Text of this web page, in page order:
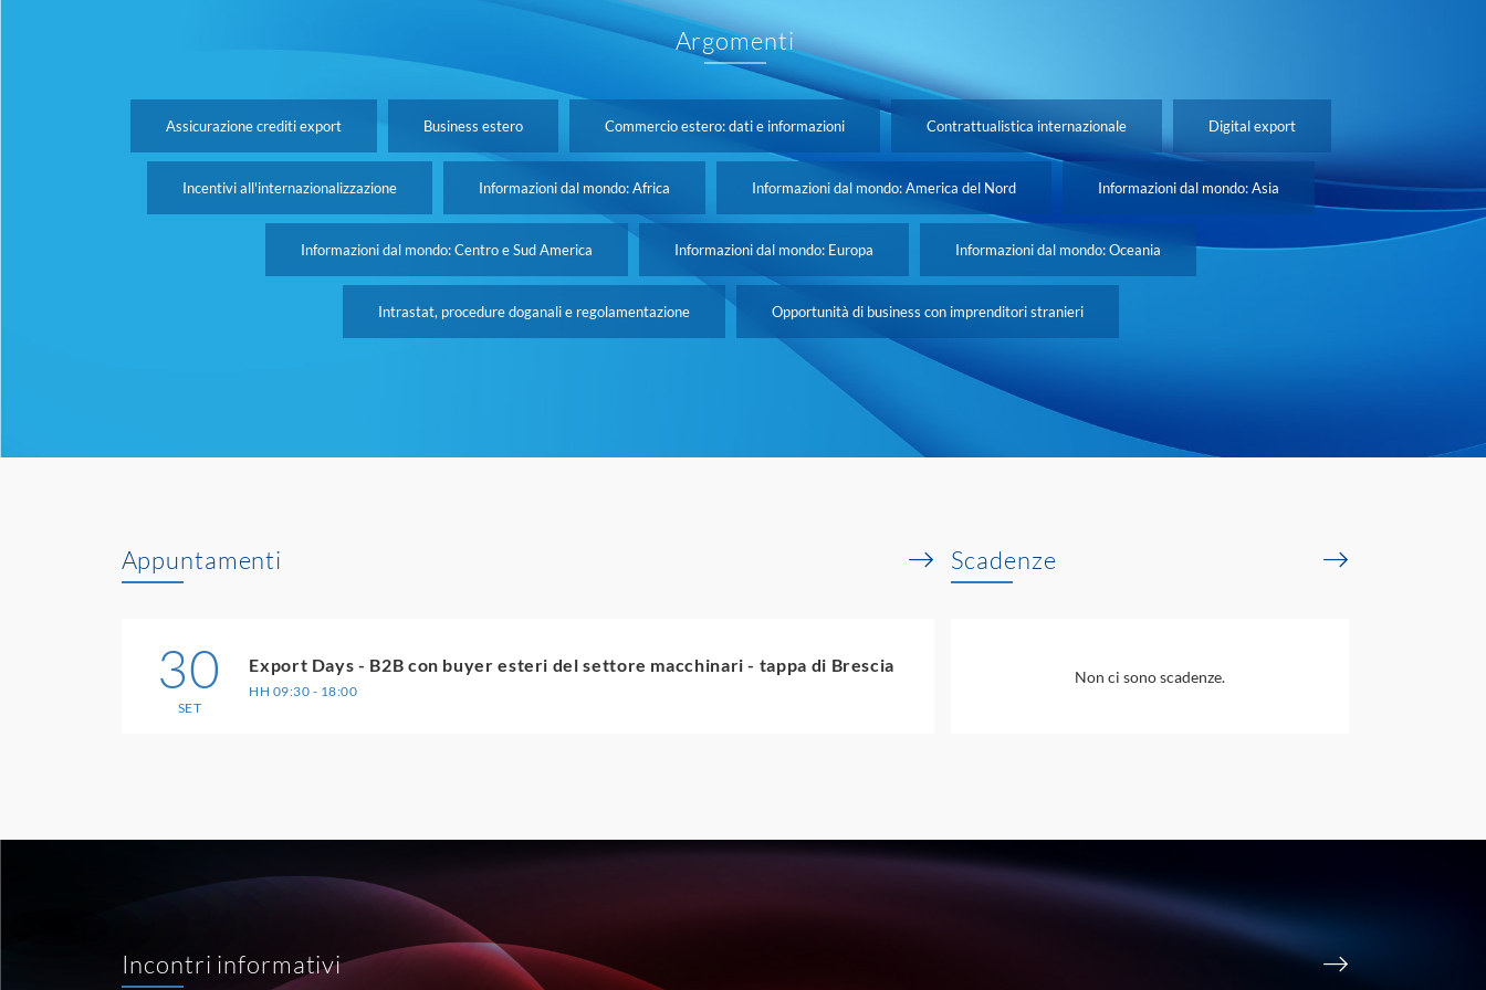
Argomenti
Assicurazione crediti export Business estero Commercio estero: dati e informazioni Contrattualistica internazionale Digital export
Incentivi all'internazionalizzazione Informazioni dal mondo: Africa Informazioni dal mondo: America del Nord Informazioni dal mondo: Asia
Informazioni dal mondo: Centro e Sud America Informazioni dal mondo: Europa Informazioni dal mondo: Oceania
Intrastat, procedure doganali e regolamentazione Opportunità di business con imprenditori stranieri
Appuntamenti
30
SET
Export Days - B2B con buyer esteri del settore macchinari - tappa di Brescia
HH 09:30 - 18:00
Scadenze
Non ci sono scadenze.
Incontri informativi